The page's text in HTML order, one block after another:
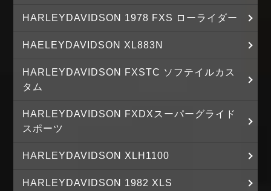
HARLEYDAVIDSON 1978 FXS ローライダー
HAELEYDAVIDSON XL883N
HARLEYDAVIDSON FXSTC ソフテイルカス
タム
HARLEYDAVIDSON FXDXスーパーグライド
スポーツ
HARLEYDAVIDSON XLH1100
HARLEYDAVIDSON 1982 XLS